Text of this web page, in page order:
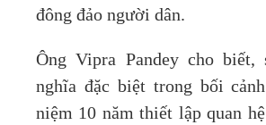
đông đảo người dân.
Ông Vipra Pandey cho
nghĩa đặc biệt trong bối
niệm 10 năm thiết lập quan